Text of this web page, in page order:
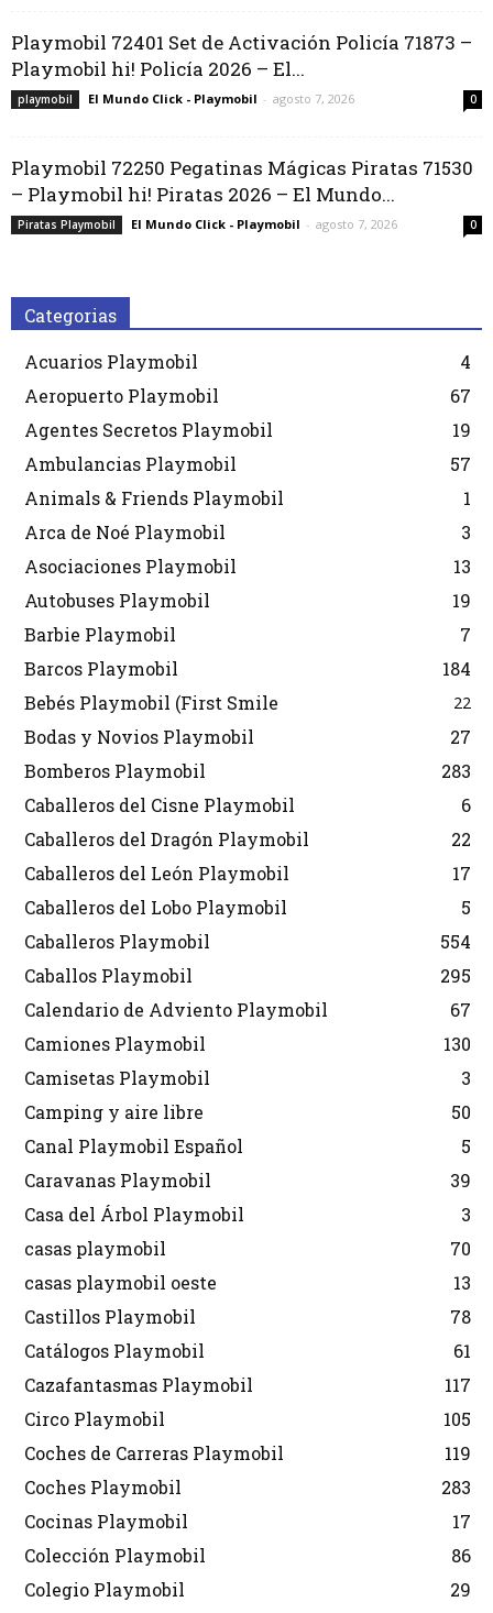
Playmobil 72401 Set de Activación Policía 71873 –
Playmobil hi! Policía 2026 – El...
playmobil El Mundo Click - Playmobil - agosto 7, 2026 0
Playmobil 72250 Pegatinas Mágicas Piratas 71530
– Playmobil hi! Piratas 2026 – El Mundo...
Piratas Playmobil El Mundo Click - Playmobil - agosto 7, 2026 0
Categorias
Acuarios Playmobil
4
Aeropuerto Playmobil
67
Agentes Secretos Playmobil
19
Ambulancias Playmobil
57
Animals & Friends Playmobil
1
Arca de Noé Playmobil
3
Asociaciones Playmobil
13
Autobuses Playmobil
19
Barbie Playmobil
7
Barcos Playmobil
184
Bebés Playmobil (First Smile
22
Bodas y Novios Playmobil
27
Bomberos Playmobil
283
Caballeros del Cisne Playmobil
6
Caballeros del Dragón Playmobil
22
Caballeros del León Playmobil
17
Caballeros del Lobo Playmobil
5
Caballeros Playmobil
554
Caballos Playmobil
295
Calendario de Adviento Playmobil
67
Camiones Playmobil
130
Camisetas Playmobil
3
Camping y aire libre
50
Canal Playmobil Español
5
Caravanas Playmobil
39
Casa del Árbol Playmobil
3
casas playmobil
70
casas playmobil oeste
13
Castillos Playmobil
78
Catálogos Playmobil
61
Cazafantasmas Playmobil
117
Circo Playmobil
105
Coches de Carreras Playmobil
119
Coches Playmobil
283
Cocinas Playmobil
17
Colección Playmobil
86
Colegio Playmobil
29